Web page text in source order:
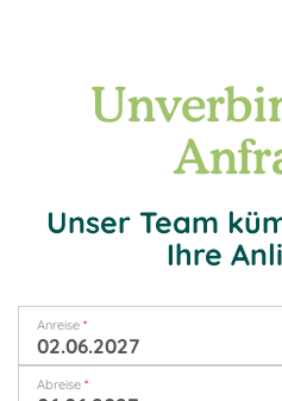
Unser Team
Ihre
Anreise *
Abreise *